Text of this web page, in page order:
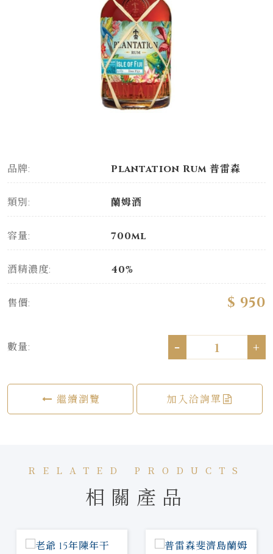
品牌: Plantation Rum 普雷森
類別: 蘭姆酒
容量: 700ml
酒精濃度: 40%
售價: $ 950
數量: - +
繼續瀏覽 加入洽詢單
RELATED PRODUCTS
相關產品